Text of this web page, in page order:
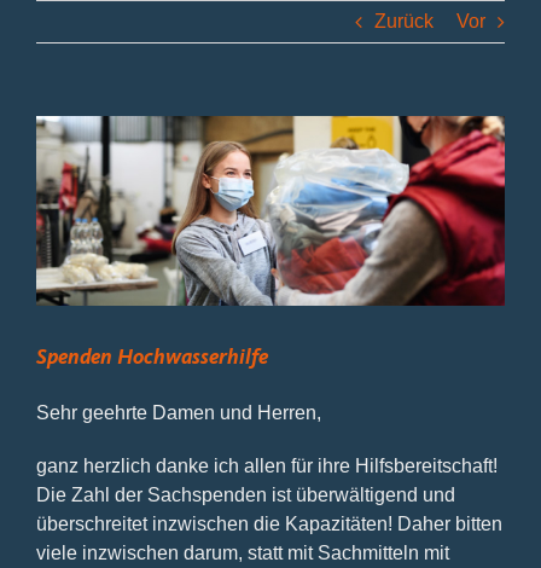
Zurück Vor
Zeige
grösseres
Bild
Spenden Hochwasserhilfe
Sehr geehrte Damen und Herren,
ganz herzlich danke ich allen für ihre Hilfsbereitschaft!
Die Zahl der Sachspenden ist überwältigend und
überschreitet inzwischen die Kapazitäten! Daher bitten
viele inzwischen darum, statt mit Sachmitteln mit